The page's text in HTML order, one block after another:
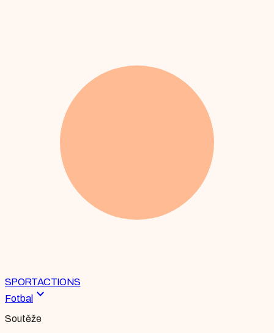
SPORTACTIONS
Fotbal expand_more
Soutěže